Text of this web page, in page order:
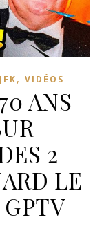
JFK, VIDÉOS
ANS
2
LE